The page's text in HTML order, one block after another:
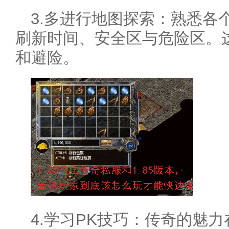
3.多进行地图探索：熟悉各
刷新时间、安全区与危险区
和避险。
4.学习PK技巧：传奇的魅